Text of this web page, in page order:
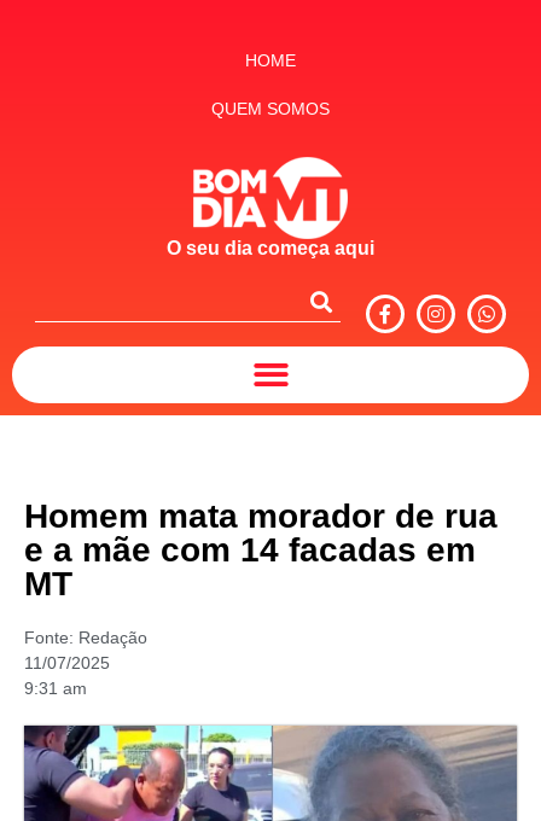
HOME
QUEM SOMOS
O seu dia começa aqui
Homem mata morador de rua
e a mãe com 14 facadas em
MT
Fonte: Redação
11/07/2025
9:31 am